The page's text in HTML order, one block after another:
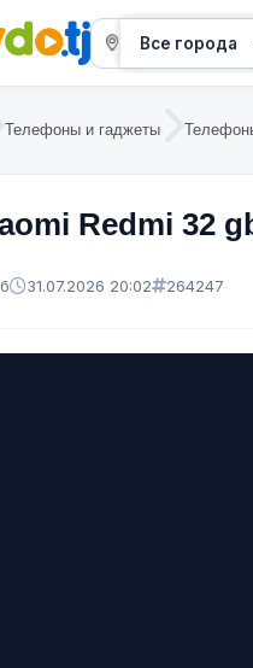
Телефоны и гаджеты
Redmi 32
31.07.2026 20:02 264247